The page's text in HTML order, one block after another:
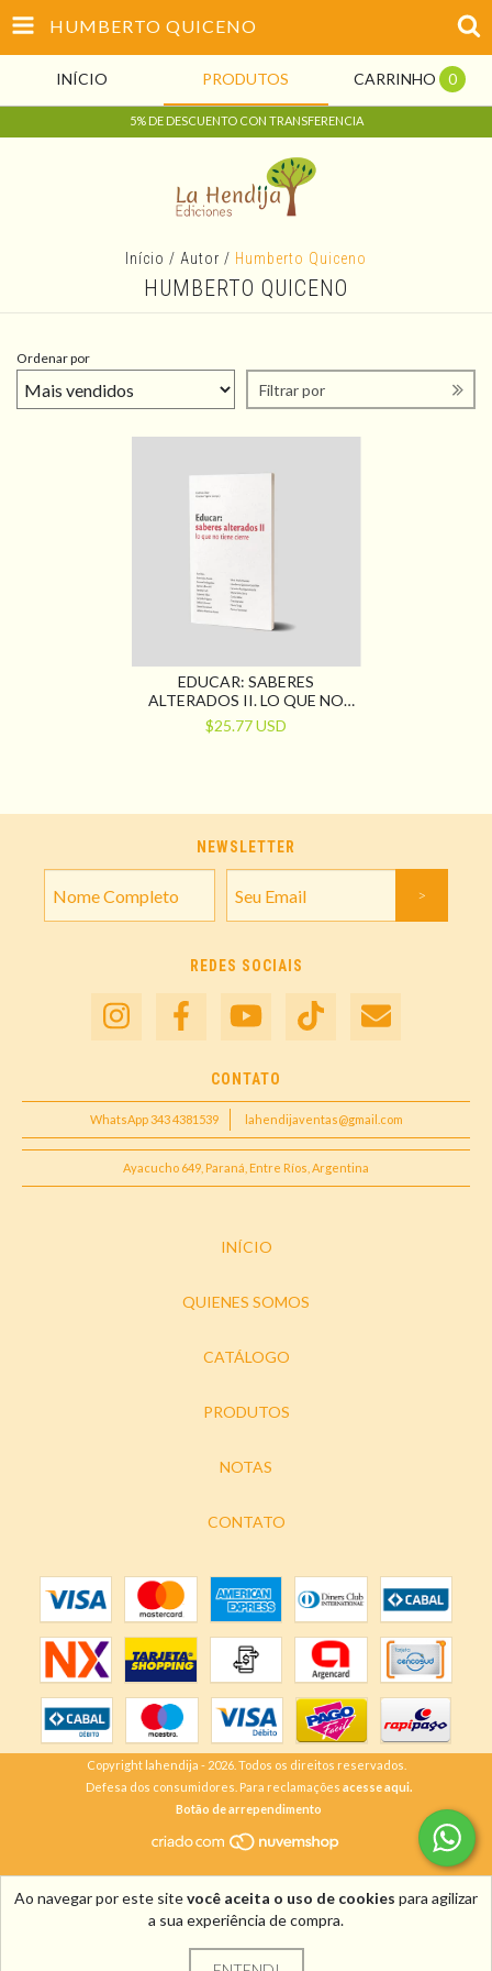
HUMBERTO QUICENO
INÍCIO PRODUTOS CARRINHO 0
5% DE DESCUENTO CON TRANSFERENCIA
Ao navegar por este sitevocê aceita o uso de cookies para agilizar
a sua experiência de compra.
Início / Autor / Humberto Quiceno
HUMBERTO QUICENO
Ordenar por
Filtrar por
EDUCAR: SABERES
ALTERADOS II. LO QUE NO
TIENE CIERRE
$25.77 USD
NEWSLETTER
REDES SOCIAIS
CONTATO
WhatsApp 343 4381539 lahendijaventas@gmail.com
Ayacucho 649, Paraná, Entre Ríos, Argentina
INÍCIO
QUIENES SOMOS
CATÁLOGO
PRODUTOS
NOTAS
CONTATO
Copyright lahendija - 2026. Todos os direitos reservados.
Defesa dos consumidores. Para reclamações acesse aqui.
Botão de arrependimento